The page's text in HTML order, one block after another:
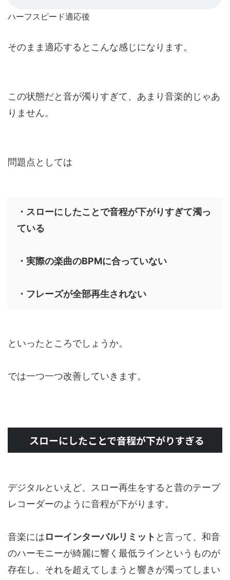
ハーフスピード適応後
そのまま適応するとこんな感じになります。
この状態だと音が濁りすぎて、あまり音楽的じゃあ
りません。
問題点としては
・スローにしたことで音程が下がりすぎて濁っ
ている
・実際の楽曲のBPMに合っていない
・フレーズが全部再生されない
といったところでしょうか。
では一つ一つ改善していきます。
スローにしたことで音程が下がりすぎる
デジタルといえど、スロー再生をすると昔のテープ
レコーダーのように音程が下がります。
音楽にはローインターバルリミット と言って、和音
のハーモニーが綺麗に響く最低ラインというものが
存在し、それを超えてしまうと響きが濁ってしまい